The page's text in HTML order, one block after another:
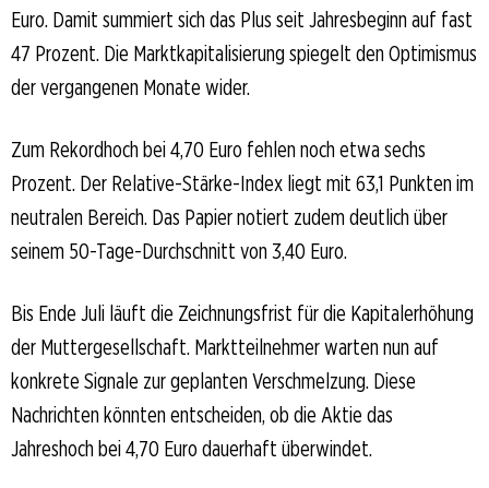
Euro. Damit summiert sich das Plus seit Jahresbeginn auf fast
47 Prozent. Die Marktkapitalisierung spiegelt den Optimismus
der vergangenen Monate wider.
Zum Rekordhoch bei 4,70 Euro fehlen noch etwa sechs
Prozent. Der Relative-Stärke-Index liegt mit 63,1 Punkten im
neutralen Bereich. Das Papier notiert zudem deutlich über
seinem 50-Tage-Durchschnitt von 3,40 Euro.
Bis Ende Juli läuft die Zeichnungsfrist für die Kapitalerhöhung
der Muttergesellschaft. Marktteilnehmer warten nun auf
konkrete Signale zur geplanten Verschmelzung. Diese
Nachrichten könnten entscheiden, ob die Aktie das
Jahreshoch bei 4,70 Euro dauerhaft überwindet.